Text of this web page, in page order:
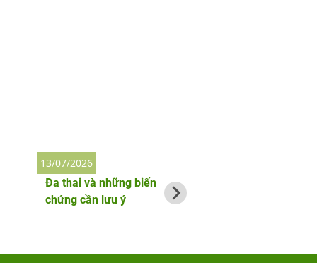
Đa thai và những biến
chứng cần lưu ý
13/07/2026